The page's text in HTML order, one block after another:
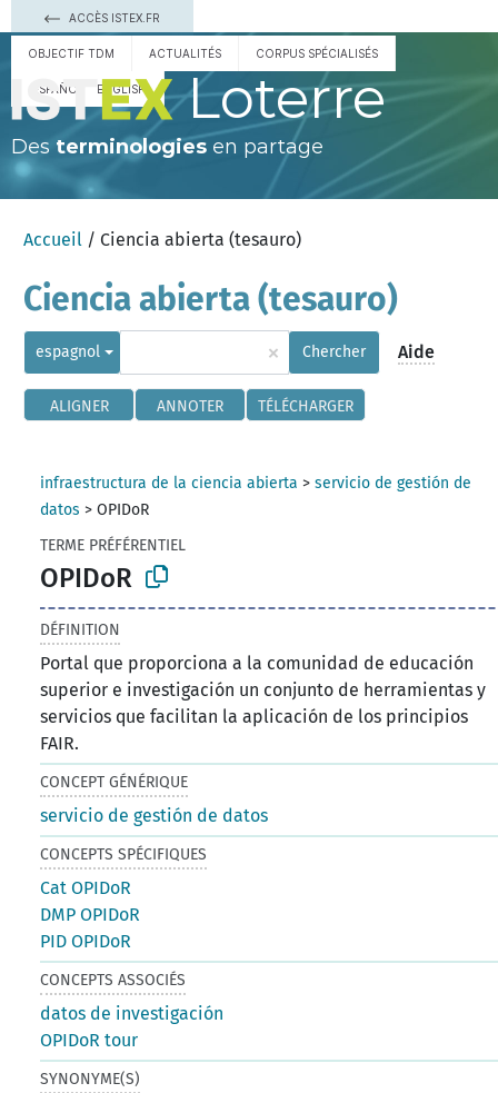
ACCÈS ISTEX.FR
OBJECTIF TDM ACTUALITÉS CORPUS SPÉCIALISÉS
ESPAÑOL ENGLISH Loterre
Des terminologies en partage
Accueil / Ciencia abierta (tesauro)
Ciencia abierta (tesauro)
espagnol × Chercher Aide
ALIGNER ANNOTER TÉLÉCHARGER
infraestructura de la ciencia abierta >servicio de gestión de
datos >OPIDoR
TERME PRÉFÉRENTIEL
OPIDoR
DÉFINITION
Portal que proporciona a la comunidad de educación
superior e investigación un conjunto de herramientas y
servicios que facilitan la aplicación de los principios
FAIR.
CONCEPT GÉNÉRIQUE
servicio de gestión de datos
CONCEPTS SPÉCIFIQUES
Cat OPIDoR
DMP OPIDoR
PID OPIDoR
CONCEPTS ASSOCIÉS
datos de investigación
OPIDoR tour
SYNONYME(S)